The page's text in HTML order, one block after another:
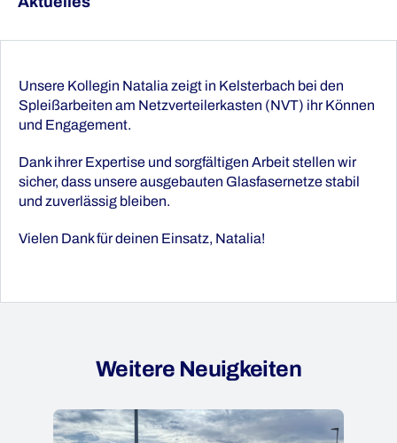
Unsere Kollegin Natalia zeigt in Kelsterbach bei den
Spleißarbeiten am Netzverteilerkasten (NVT) ihr Können
und Engagement.
Dank ihrer Expertise und sorgfältigen Arbeit stellen wir
sicher, dass unsere ausgebauten Glasfasernetze stabil
und zuverlässig bleiben.
Vielen Dank für deinen Einsatz, Natalia!
Weitere Neuigkeiten